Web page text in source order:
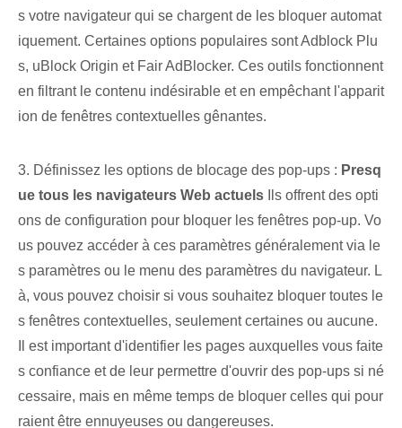
s votre navigateur qui se chargent de les bloquer automat
iquement. Certaines options populaires sont Adblock‍ Plu
s, ‌uBlock Origin et Fair ‍AdBlocker. Ces outils fonctionnent
en filtrant le contenu indésirable et en empêchant l'apparit
ion de fenêtres contextuelles gênantes.
3. Définissez les options de blocage des pop-ups : Presq
ue tous les navigateurs Web actuels Ils offrent des opti
ons de configuration pour bloquer les fenêtres pop-up. Vo
us pouvez accéder à ces paramètres généralement via le
s paramètres ou le menu des paramètres du navigateur. L
à, vous pouvez choisir si vous souhaitez bloquer toutes le
s fenêtres contextuelles, seulement certaines ou aucune.
Il est important d'identifier les pages auxquelles vous faite
s confiance et de leur permettre d'ouvrir des pop-ups si né
cessaire, mais en même temps de bloquer celles qui pour
raient être ennuyeuses ou dangereuses.